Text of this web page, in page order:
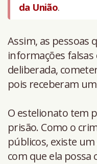
da União.
Assim, as pessoas
informações
deliberada,
pois receberam
O estelionato tem
prisão. Como o
públicos, existe
com que ela possa